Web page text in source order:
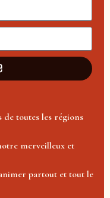
de toutes les régions
merveilleux et
partout et tout le